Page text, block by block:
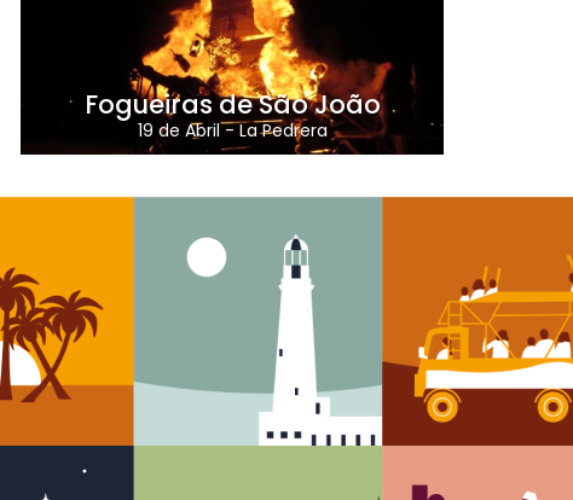
Fogueiras de São João
19 de Abril-La Pedrera